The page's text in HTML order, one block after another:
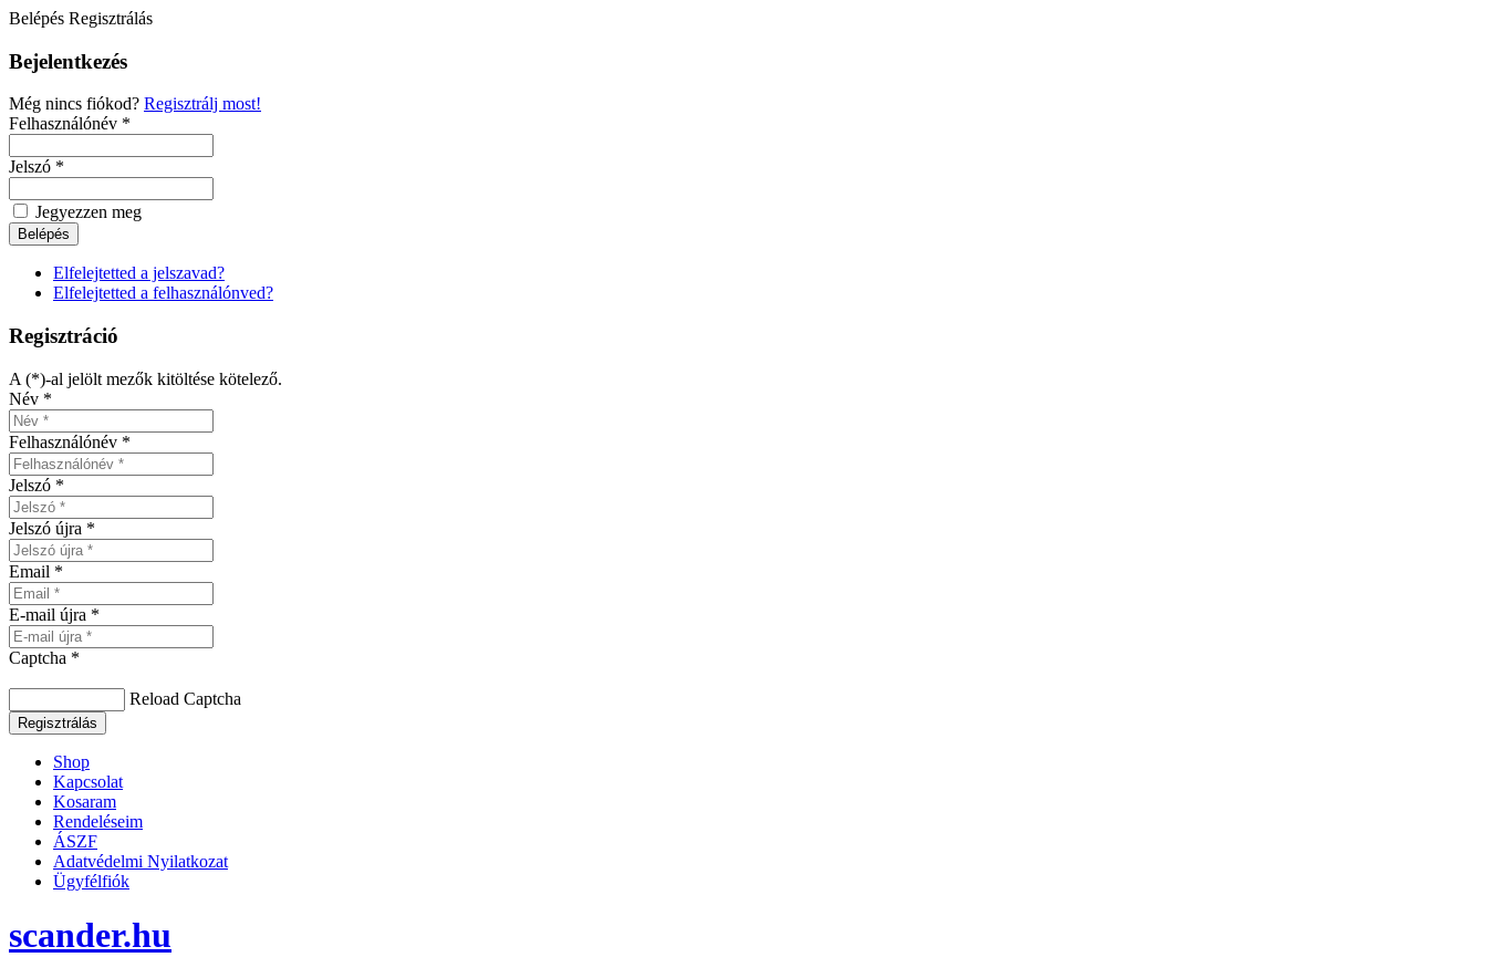
Belépés Regisztrálás
Bejelentkezés
Még nincs fiókod? Regisztrálj most!
Felhasználónév *
Jelszó *
Jegyezzen meg
Elfelejtetted a jelszavad?
Elfelejtetted a felhasználónved?
Regisztráció
A (*)-al jelölt mezők kitöltése kötelező.
Név *
Felhasználónév *
Jelszó *
Jelszó újra *
Email *
E-mail újra *
Captcha *
Reload Captcha
Regisztrálás
Shop
Kapcsolat
Kosaram
Rendeléseim
ÁSZF
Adatvédelmi Nyilatkozat
Ügyfélfiók
scander.hu